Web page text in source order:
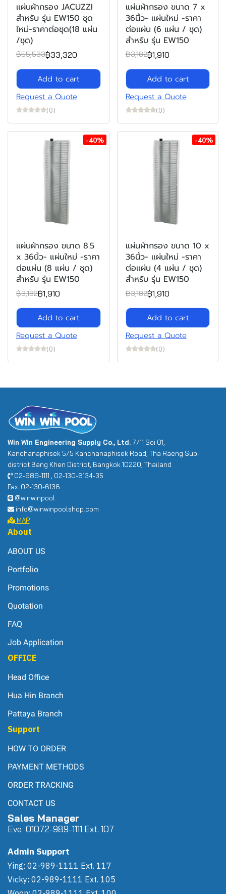
แผ่นผ้ากรอง JACUZZI
สำหรับ รุ่น EW150 ชุด
ใหม่-ราคาต่อชุด(18 แผ่น
/ชุด)
฿55,533฿33,320
Add to cart
Request a Quote
(0)
แผ่นผ้ากรอง ขนาด 7 x
36นิ้ว- แผ่นใหม่ -ราคา
ต่อแผ่น (6 แผ่น / ชุด)
สำหรับ รุ่น EW150
฿3,182฿1,910
Add to cart
Request a Quote
(0)
-40%
แผ่นผ้ากรอง ขนาด 8.5
x 36นิ้ว- แผ่นใหม่ -ราคา
ต่อแผ่น (8 แผ่น / ชุด)
สำหรับ รุ่น EW150
฿3,182฿1,910
Add to cart
Request a Quote
(0)
-40%
แผ่นผ้ากรอง ขนาด 10 x
36นิ้ว- แผ่นใหม่ -ราคา
ต่อแผ่น (4 แผ่น / ชุด)
สำหรับ รุ่น EW150
฿3,182฿1,910
Add to cart
Request a Quote
(0)
Win Win Engineering Supply Co., Ltd. 7/11 Soi 01,
Kanchanaphisek 5/5 Kanchanaphisek Road, Tha Raeng Sub-
district Bang Khen District, Bangkok 10220, Thailand
02-989-1111 , 02-130-6134-35
Fax. 02-130-6136
@winwinpool
info@winwinpoolshop.com
MAP
About
ABOUT US
Portfolio
Promotions
Quotation
FAQ
Job Application
OFFICE
Head Office
Hua Hin Branch
Pattaya Branch
Support
HOW TO ORDER
PAYMENT METHODS
ORDER TRACKING
CONTACT US
Sales Manager
Eve 01072-989-1111 Ext. 107
Admin Support
Ying: 02-989-1111 Ext. 117
Vicky: 02-989-1111 Ext. 105